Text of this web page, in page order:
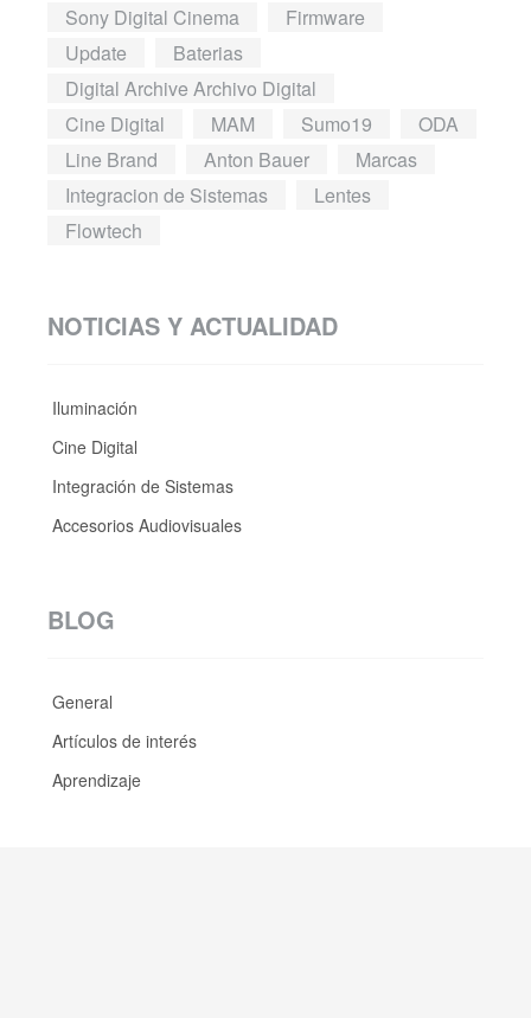
Sony Digital Cinema
Firmware
Update
Baterias
Digital Archive Archivo Digital
Cine Digital
MAM Sumo19
ODA
Line Brand
Anton Bauer
Marcas
Integracion de Sistemas
Lentes
Flowtech
NOTICIAS Y ACTUALIDAD
Iluminación
Cine Digital
Integración de Sistemas
Accesorios Audiovisuales
BLOG
General
Artículos de interés
Aprendizaje